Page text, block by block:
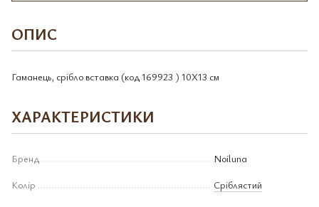
ОПИС
Гаманець, срібло вставка (код 169923 ) 10X13 см
ХАРАКТЕРИСТИКИ
Бренд
Noiluna
Колір
Сріблястий